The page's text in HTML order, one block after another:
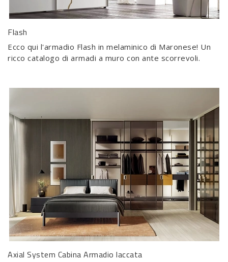
Flash
Ecco qui l'armadio Flash in melaminico di Maronese! Un
ricco catalogo di armadi a muro con ante scorrevoli.
Axial System Cabina Armadio laccata